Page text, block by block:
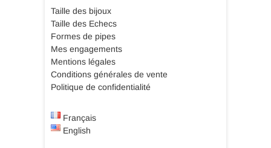
Taille des bijoux
Taille des Echecs
Formes de pipes
Mes engagements
Mentions légales
Conditions générales de vente
Politique de confidentialité
Français
English